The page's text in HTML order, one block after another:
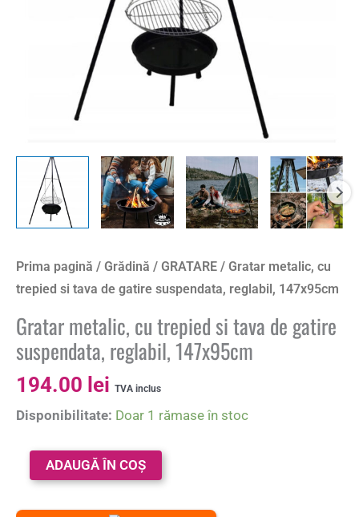
Prima pagină / Grădină / GRATARE / Gratar metalic, cu
trepied si tava de gatire suspendata, reglabil, 147x95cm
Gratar metalic, cu trepied si tava de gatire
suspendata, reglabil, 147x95cm
194.00 lei TVA inclus
Disponibilitate: Doar 1 rămase în stoc
ADAUGĂ ÎN COȘ